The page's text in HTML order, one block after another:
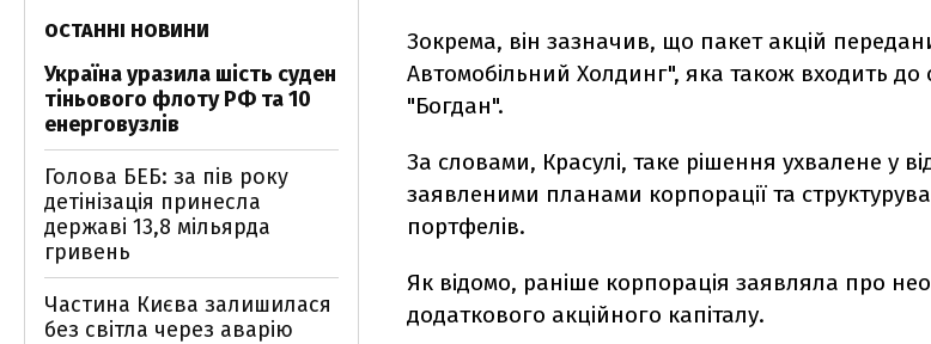
Зокрема, він зазначив, що пакет акцій
Автомобільний Холдинг", яка також входить до
"Богдан".
За словами, Красулі, таке рішення ухвалене у
заявленими планами корпорації та
портфелів.
Як відомо, раніше корпорація заявляла про
додаткового акційного капіталу.
ОСТАННІ НОВИНИ
Україна уразила шість суден
тіньового флоту РФ та 10
енерговузлів
Голова БЕБ: за пів року
детінізація принесла
державі 13,8 мільярда
гривень
Частина Києва залишилася
без світла через аварію